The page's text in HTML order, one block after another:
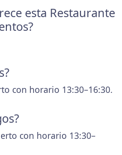
esta Restaurante
con horario 13:30–16:30.
con horario 13:30–